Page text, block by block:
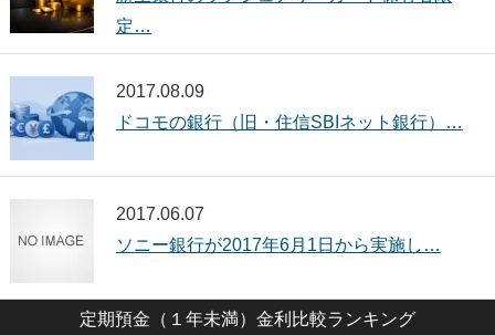
定…
2017.08.09
ドコモの銀行（旧・住信SBIネット銀行）…
2017.06.07
ソニー銀行が2017年6月1日から実施し…
定期預金（１年未満）金利比較ランキング